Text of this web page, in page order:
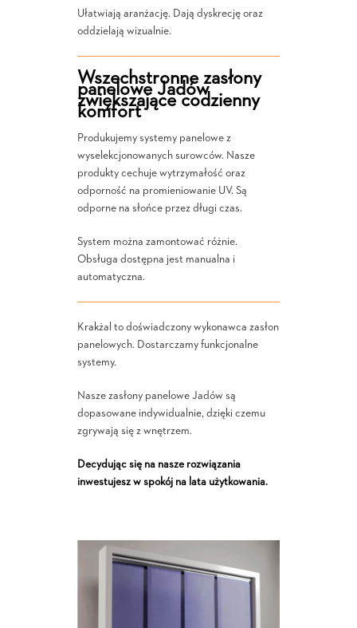
Ułatwiają aranżację. Dają dyskrecję oraz
oddzielają wizualnie.
Wszechstronne zasłony
panelowe Jadów
zwiększające codzienny
komfort
Produkujemy systemy panelowe z
wyselekcjonowanych surowców. Nasze
produkty cechuje wytrzymałość oraz
odporność na promieniowanie UV. Są
odporne na słońce przez długi czas.
System można zamontować różnie.
Obsługa dostępna jest manualna i
automatyczna.
Krakżal to doświadczony wykonawca zasłon
panelowych. Dostarczamy funkcjonalne
systemy.
Nasze zasłony panelowe Jadów są
dopasowane indywidualnie, dzięki czemu
zgrywają się z wnętrzem.
Decydując się na nasze rozwiązania
inwestujesz w spokój na lata użytkowania.